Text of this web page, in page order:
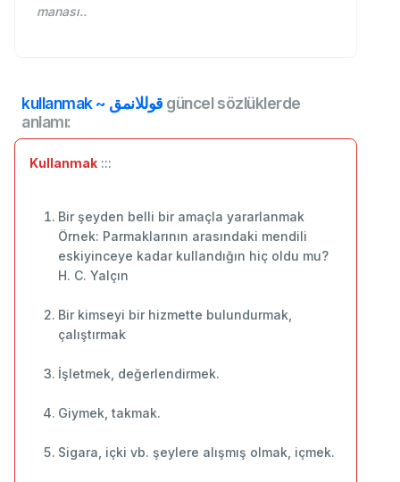
manası..
kullanmak ~ قوللانمق güncel sözlüklerde
anlamı:
Kullanmak :::
Bir şeyden belli bir amaçla yararlanmak
Örnek: Parmaklarının arasındaki mendili
eskiyinceye kadar kullandığın hiç oldu mu?
H. C. Yalçın
Bir kimseyi bir hizmette bulundurmak,
çalıştırmak
İşletmek, değerlendirmek.
Giymek, takmak.
Sigara, içki vb. şeylere alışmış olmak, içmek.